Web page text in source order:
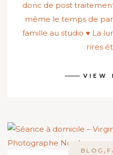
donc de post
même le temps de
famille au studio ♥ La
rires
VIEW
BLOG ,